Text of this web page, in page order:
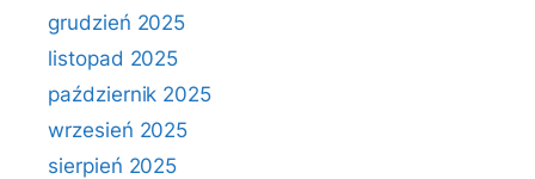
grudzień 2025
listopad 2025
październik 2025
wrzesień 2025
sierpień 2025